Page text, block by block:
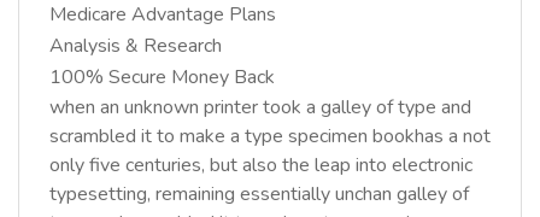
Medicare Advantage Plans
Analysis & Research
100% Secure Money Back
when an unknown printer took a galley of type and
scrambled it to make a type specimen bookhas a not
only five centuries, but also the leap into electronic
typesetting, remaining essentially unchan galley of